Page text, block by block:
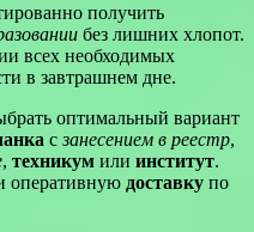
получить
без лишних хлопот.
всех необходимых
в завтрашнем дне.
оптимальный вариант
с занесением в реестр,
, техникум или институт.
оперативную доставку по